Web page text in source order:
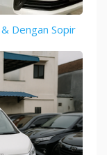
Dengan Sopir